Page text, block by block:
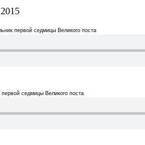
первой седмицы Великого поста
седмицы Великого поста